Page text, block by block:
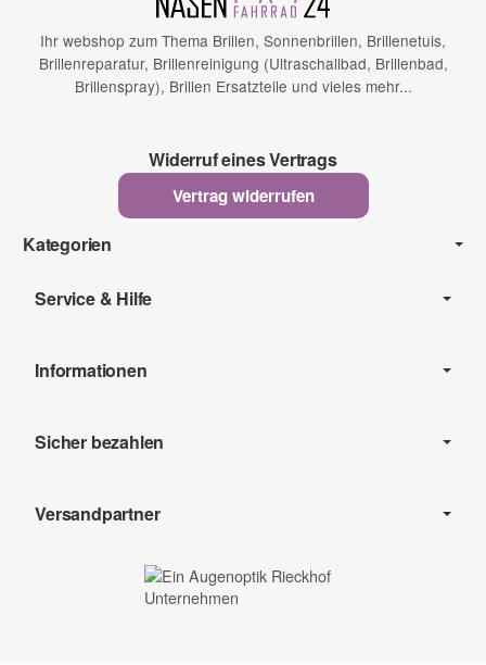
Ihr webshop zum Thema Brillen, Sonnenbrillen, Brillenetuis,
Brillenreparatur, Brillenreinigung (Ultraschallbad, Brillenbad,
Brillenspray), Brillen Ersatzteile und vieles mehr...
Widerruf eines Vertrags
Vertrag widerrufen
Kategorien
Service & Hilfe
Informationen
Sicher bezahlen
Versandpartner